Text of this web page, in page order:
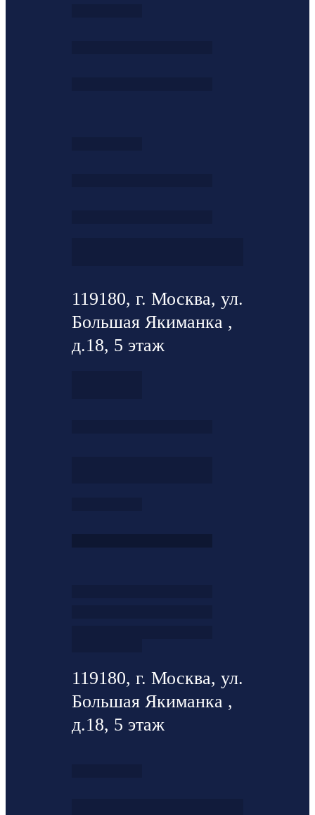
119180, г. Москва, ул.
Большая Якиманка ,
д.18, 5 этаж
119180, г. Москва, ул.
Большая Якиманка ,
д.18, 5 этаж